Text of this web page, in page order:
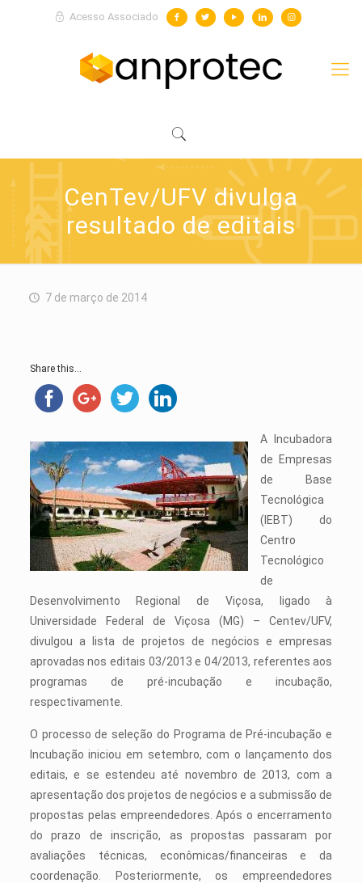
Acesso Associado
CenTev/UFV divulga
resultado de editais
7 de março de 2014
Share this...
A Incubadora
de Empresas
de Base
Tecnológica
(IEBT) do
Centro
Tecnológico
de
Desenvolvimento Regional de Viçosa, ligado à
Universidade Federal de Viçosa (MG) – Centev/UFV,
divulgou a lista de projetos de negócios e empresas
aprovadas nos editais 03/2013 e 04/2013, referentes aos
programas de pré-incubação e incubação,
respectivamente.
O processo de seleção do Programa de Pré-incubação e
Incubação iniciou em setembro, com o lançamento dos
editais, e se estendeu até novembro de 2013, com a
apresentação dos projetos de negócios e a submissão de
propostas pelas empreendedores. Após o encerramento
do prazo de inscrição, as propostas passaram por
avaliações técnicas, econômicas/financeiras e da
coordenação. Posteriormente, os empreendedores